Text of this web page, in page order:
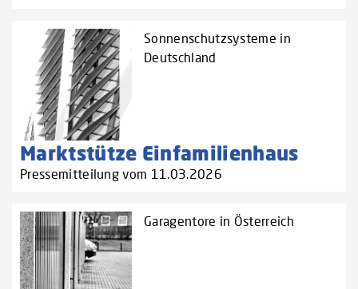
Sonnenschutzsysteme in
Deutschland
Marktstütze Einfamilienhaus
Pressemitteilung vom 11.03.2026
Garagentore in Österreich